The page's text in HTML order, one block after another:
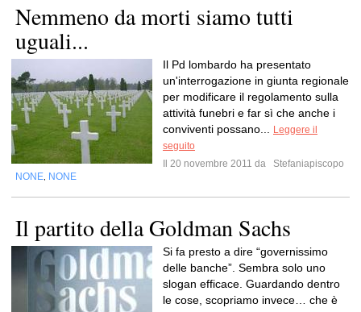
Nemmeno da morti siamo tutti
uguali...
Il Pd lombardo ha presentato
un'interrogazione in giunta regionale
per modificare il regolamento sulla
attività funebri e far sì che anche i
conviventi possano...
Leggere il
seguito
Il 20 novembre 2011 da
Stefaniapiscopo
NONE NONE
Il partito della Goldman Sachs
Si fa presto a dire “governissimo
delle banche”. Sembra solo uno
slogan efficace. Guardando dentro
le cose, scopriamo invece… che è